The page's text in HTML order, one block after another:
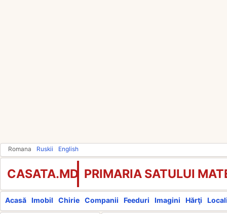
Romana Ruskii English
CASATA.MD PRIMARIA SATULUI
Acasă Imobil Chirie Companii Feeduri Imagini Hărţi